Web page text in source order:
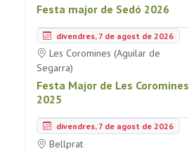
Festa major de Sedó 2026
divendres, 7 de agost de 2026
Les Coromines (Aguilar de
Segarra)
Festa Major de Les Coromines
2025
divendres, 7 de agost de 2026
Bellprat